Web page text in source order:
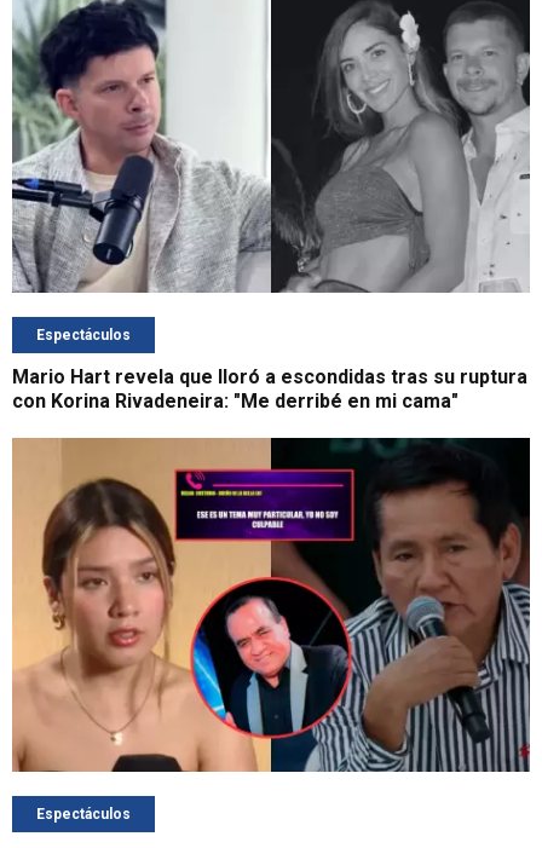
Espectáculos
Mario Hart revela que lloró a escondidas tras su ruptura
con Korina Rivadeneira: "Me derribé en mi cama"
Espectáculos